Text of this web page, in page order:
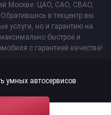
Москве: ЦАО, САО, СВАО,
в техцентр вы
услуги, но и гарантию на
быстрое и
с гарантией качества!
умных автосервисов